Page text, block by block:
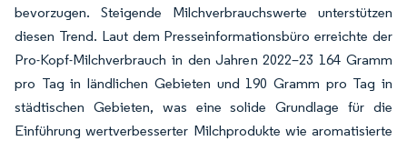
bevorzugen. Steigende Milchverbrauchswerte unterstützen
diesen Trend. Laut dem Presseinformationsbüro erreichte der
Pro-Kopf-Milchverbrauch in den Jahren 2022–23 164 Gramm
pro Tag in ländlichen Gebieten und 190 Gramm pro Tag in
städtischen Gebieten, was eine solide Grundlage für die
Einführung wertverbesserter Milchprodukte wie aromatisierte